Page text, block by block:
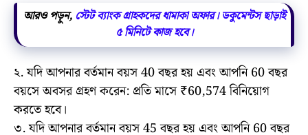
আরও পড়ুন, স্টেট ব্যাংক গ্রাহকদের ধামাকা অফার। ডকুমেন্টস ছাড়াই
৫ মিনিটে কাজ হবে।
২. যদি আপনার বর্তমান বয়স 40 বছর হয় এবং আপনি 60 বছর
বয়সে অবসর গ্রহণ করেন: প্রতি মাসে ₹60,574 বিনিয়োগ
করতে হবে।
৩. যদি আপনার বর্তমান বয়স 45 বছর হয় এবং আপনি 60 বছর